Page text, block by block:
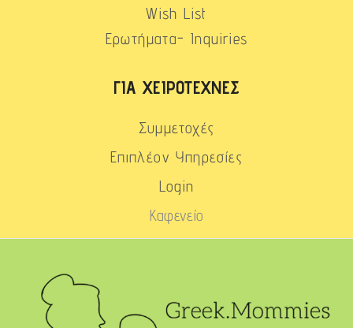
Wish List
Ερωτήματα- Inquiries
ΓΙΑ ΧΕΙΡΟΤΈΧΝΕΣ
Συμμετοχές
Επιπλέον Υπηρεσίες
Login
Καφενείο